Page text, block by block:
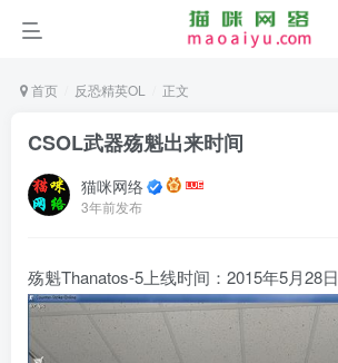
首页 反恐精英OL 正文
CSOL武器殇魁出来时间
猫咪网络
3年前发布
殇魁Thanatos-5上线时间：2015年5月28日